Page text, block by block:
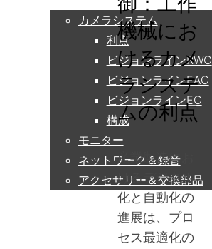
カメラシステム
利点
ビジョンラインRWC
ビジョンラインEAC
ビジョンラインEC
構成
モニター
ネットワーク＆録音
アクセサリー＆交換部品
アプリケーション
機械にお
けるカメ
ラシステ
ムの利点
産業製造にお
けるデジタル
化と自動化の
進展は、プロ
セス最適化の